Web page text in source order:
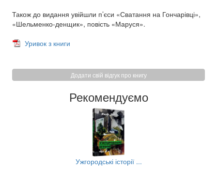
Також до видання увійшли п’єси «Сватання на Гончарівці»,
«Шельменко-денщик», повість «Маруся».
Уривок з книги
Додати свій відгук про книгу
Рекомендуємо
Ужгородські історії ...